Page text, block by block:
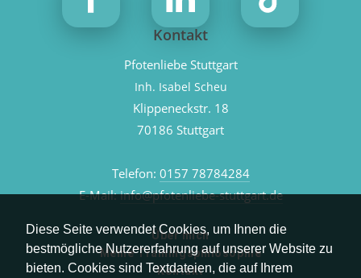
Diese Seite verwendet Cookies, um Ihnen die
bestmögliche Nutzererfahrung auf unserer Website zu
bieten. Cookies sind Textdateien, die auf Ihrem
Kontakt
Pfotenliebe Stuttgart
Inh. Isabel Scheu
Klippeneckstr. 18
70186 Stuttgart
Telefon: 0157 78784284
E-Mail:info@pfotenliebe-stuttgart.de
Über mich
Meine Trainingsphilosophie
Kontakt